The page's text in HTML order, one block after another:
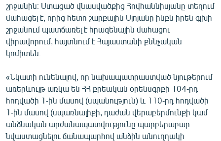
English
Русский
ՀԵՏԵՎԵՔ ՄԵԶ
«Ազատության» բոլոր կայքերը
շրջանին։ Ստացած վնասվածքից Հովհաննիսյանը տեղում
մահացել է, որից հետո շարքային Սլոյանը ինքն իրեն գլխի
շրջանում պատճառել է հրազենային մահացու
վիրավորում, հայտնում է Հայաստանի քննչական
կոմիտեն։
«Նկատի ունենալով, որ նախապատրաստված նյութերում
առերևույթ առկա են ՀՀ քրեական օրենսգրքի 104-րդ
հոդվածի 1-ին մասով (սպանություն) և 110-րդ հոդվածի
1-ին մասով (սպառնալիքի, դաժան վերաբերմունքի կամ
անձնական արժանապատվությունը պարբերաբար
նվաստացնելու ճանապարհով անձին անուղղակի